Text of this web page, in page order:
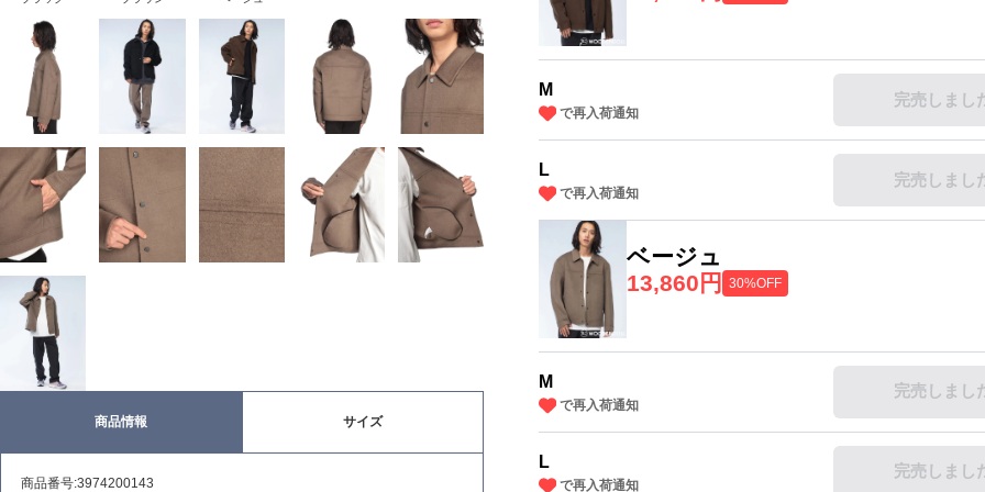
M
で再入荷通知
完売しまし
L
で再入荷通知
完売しまし
ベージュ
13,860円
30%OFF
M
で再入荷通知
完売しまし
L
で再入荷通知
完売しまし
商品情報 サイズ
商品番号:3974200143